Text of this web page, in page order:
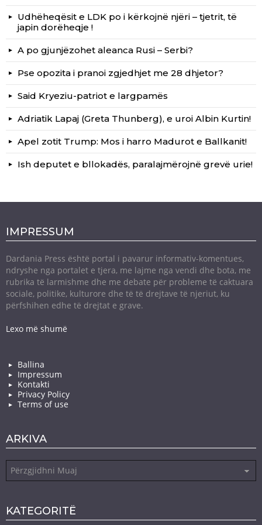
Udhëheqësit e LDK po i kërkojnë njëri – tjetrit, të
japin dorëheqje !
A po gjunjëzohet aleanca Rusi – Serbi?
Pse opozita i pranoi zgjedhjet me 28 dhjetor?
Said Kryeziu-patriot e largpamës
Adriatik Lapaj (Greta Thunberg), e uroi Albin Kurtin!
Apel zotit Trump: Mos i harro Madurot e Ballkanit!
Ish deputet e bllokadës, paralajmërojnë grevë urie!
IMPRESSUM
Dardania Press është portal i pavarur informativ-komentues,
ndryshe nga portalet e tjera, me lajme nga vendi dhe bota, me
rubrika të larmishme dhe me debate për probleme të caktuara
sociale, politike, kulturore dhe të të drejtave të njeriut, ku
përfshihen edhe të drejtat e grave.
Lexo më shumë
Ballina
Impressum
Kontakti
Privacy Policy
Terms of use
ARKIVA
KATEGORITË